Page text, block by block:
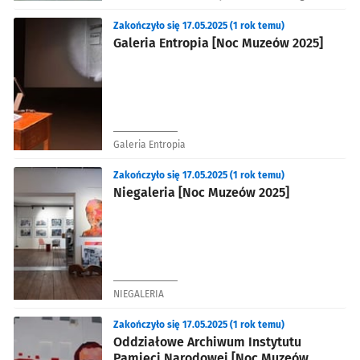
Galeria Entropia [Noc Muzeów 2025]
Zakończyło się 17.05.2025 (1 rok temu)
Galeria Entropia
Niegaleria [Noc Muzeów 2025]
Zakończyło się 17.05.2025 (1 rok temu)
NIEGALERIA
Oddziałowe Archiwum Instytutu
Zakończyło się 17.05.2025 (1 rok temu)